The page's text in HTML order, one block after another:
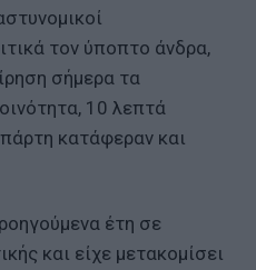
τον ύποπτο άνδρα,
σήμερα τα
10 λεπτά
κατάφεραν και
έτη σε
και είχε μετακομίσει